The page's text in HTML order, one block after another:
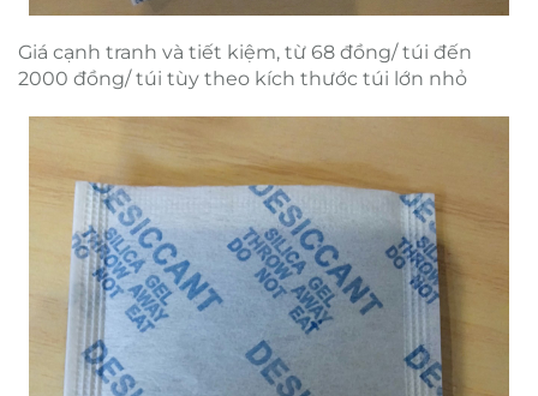
Giá cạnh tranh và tiết kiệm, từ 68 đồng/ túi đến
2000 đồng/ túi tùy theo kích thước túi lớn nhỏ